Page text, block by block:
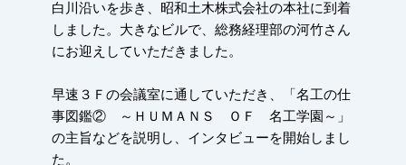
白川沿いを歩き、昭和土木株式会社の本社に到着
しました。大きなビルで、総務経理部の河竹さん
にお迎えしていただきました。
早速３Ｆの会議室に通していただき、「名工の仕
事図鑑②　～ＨＵＭＡＮＳ　ＯＦ　名工学園～」
の主旨などを説明し、インタビューを開始しまし
た。